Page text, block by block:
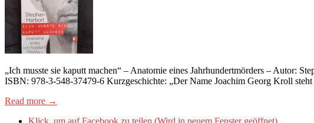
„Ich musste sie kaputt machen“ – Anatomie eines Jahrhundertmörders – Autor:
ISBN: 978-3-548-37479-6 Kurzgeschichte: „Der Name Joachim Georg Kroll
Read more →
Klick, um auf Facebook zu teilen (Wird in neuem Fenster geöffnet)